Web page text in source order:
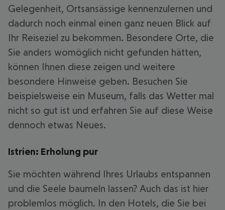
Gelegenheit, Ortsansässige kennenzulernen und
dadurch noch einmal einen ganz neuen Blick auf
Ihr Reiseziel zu bekommen. Besondere Orte, die
Sie anders womöglich nicht gefunden hätten,
können Ihnen diese zeigen und weitere
besondere Hinweise geben. Besuchen Sie
beispielsweise ein Museum, falls das Wetter mal
nicht so gut ist und erfahren Sie auf diese Weise
dennoch etwas Neues.
Istrien: Erholung pur
Sie möchten während Ihres Urlaubs entspannen
und die Seele baumeln lassen? Auch das ist hier
problemlos möglich. In den Hotels, die Sie bei